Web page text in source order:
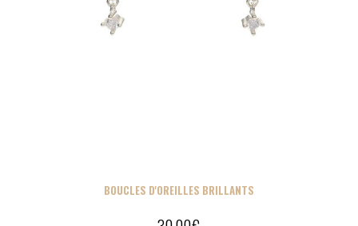
BOUCLES D'OREILLES BRILLANTS